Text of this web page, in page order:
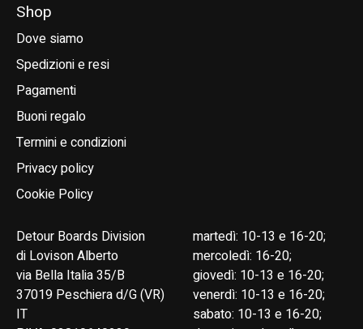
Shop
Dove siamo
Spedizioni e resi
Pagamenti
Buoni regalo
Termini e condizioni
Privacy policy
Cookie Policy
Detour Boards Division
di Lovison Alberto
via Bella Italia 35/B
37019 Peschiera d/G (VR)
IT
martedì: 10-13 e 16-20;
mercoledì: 16-20;
giovedì: 10-13 e 16-20;
venerdì: 10-13 e 16-20;
sabato: 10-13 e 16-20;